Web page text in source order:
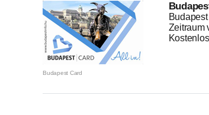
Budapest Card
Zeitraum